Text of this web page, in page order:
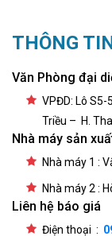
THÔNG
Văn Phòng đại
VPĐD: Lô
Triều – H.
Nhà máy sản
Nhà máy 1 :
Nhà máy 2 :
Liên hệ báo giá
Điện thoại :